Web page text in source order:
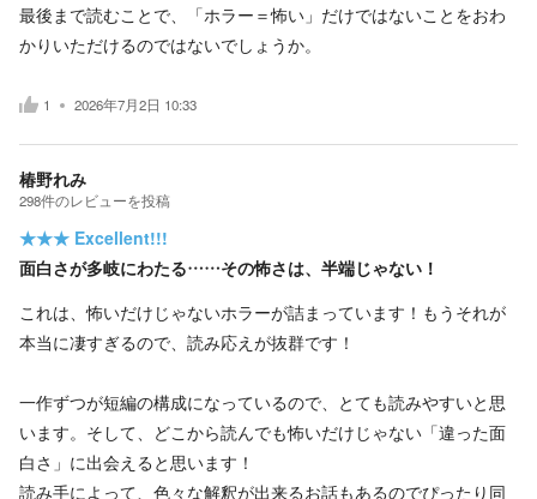
最後まで読むことで、「ホラー＝怖い」だけではないことをおわ
かりいただけるのではないでしょうか。
1 2026年7月2日 10:33
椿野れみ
298件のレビューを投稿
★★★ Excellent!!!
面白さが多岐にわたる……その怖さは、半端じゃない！
これは、怖いだけじゃないホラーが詰まっています！もうそれが
本当に凄すぎるので、読み応えが抜群です！
一作ずつが短編の構成になっているので、とても読みやすいと思
います。そして、どこから読んでも怖いだけじゃない「違った面
白さ」に出会えると思います！
読み手によって、色々な解釈が出来るお話もあるのでぴったり同